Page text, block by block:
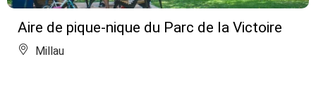
Aire de pique-nique du Parc de la Victoire
Millau